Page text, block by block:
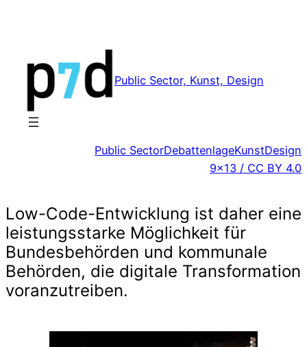
Public Sector, Kunst, Design
Public SectorDebattenlageKunstDesign
9×13 / CC BY 4.0
Low-Code-Entwicklung ist daher eine
leistungsstarke Möglichkeit für
Bundesbehörden und kommunale
Behörden, die digitale Transformation
voranzutreiben.